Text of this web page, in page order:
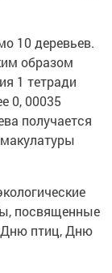
10 деревьев.
образом
1 тетради
0, 00035
получается
посвященные
птиц, Дню